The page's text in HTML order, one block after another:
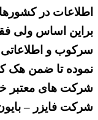
اطلاعات در
براین اساس ولی
سرکوب و اطلاعاتی
نموده تا ضمن هک
شرکت های معتبر
شرکت فایزر –